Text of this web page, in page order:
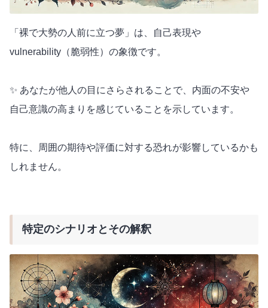
「裸で大勢の人前に立つ夢」は、自己表現や
vulnerability（脆弱性）の象徴です。
✨ あなたが他人の目にさらされることで、内面の不安や
自己意識の高まりを感じていることを示しています。
特に、周囲の期待や評価に対する恐れが影響しているかも
しれません。
特定のシナリオとその解釈